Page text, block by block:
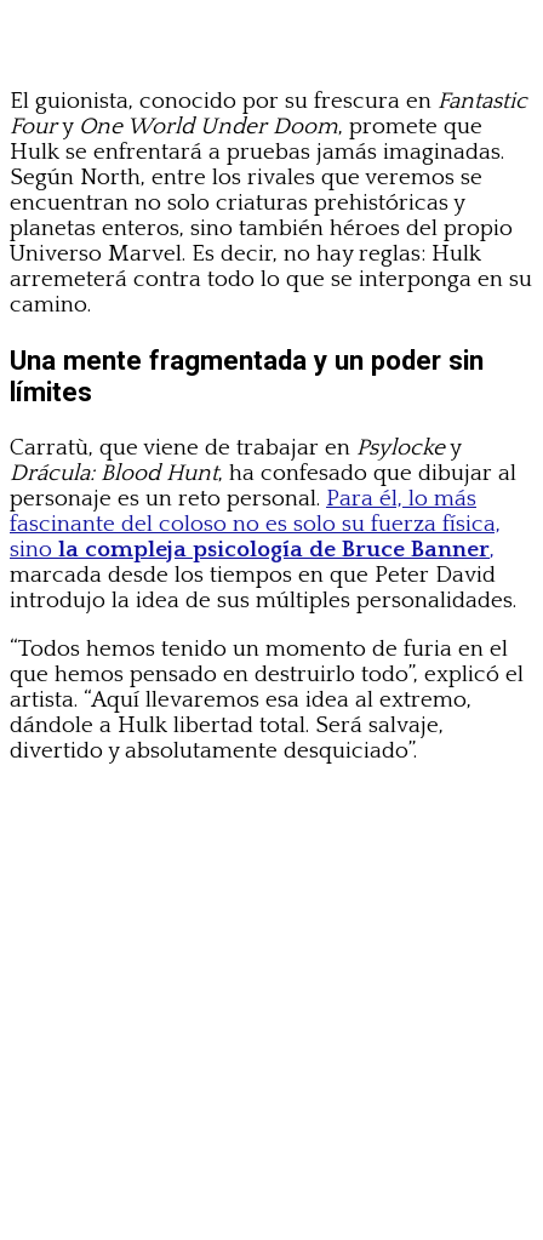
El guionista, conocido por su frescura en Fantastic
Foury One World Under Doom, promete que
Hulk se enfrentará a pruebas jamás imaginadas.
Según North, entre los rivales que veremos se
encuentran no solo criaturas prehistóricas y
planetas enteros, sino también héroes del propio
Universo Marvel. Es decir, no hay reglas: Hulk
arremeterá contra todo lo que se interponga en su
camino.
Una mente fragmentada y un poder sin
límites
Carratù, que viene de trabajar en Psylockey
Drácula: Blood Hunt, ha confesado que dibujar al
personaje es un reto personal. Para él, lo más
fascinante del coloso no es solo su fuerza física,
sino la compleja psicología de Bruce Banner,
marcada desde los tiempos en que Peter David
introdujo la idea de sus múltiples personalidades.
“Todos hemos tenido un momento de furia en el
que hemos pensado en destruirlo todo”, explicó el
artista. “Aquí llevaremos esa idea al extremo,
dándole a Hulk libertad total. Será salvaje,
divertido y absolutamente desquiciado”.